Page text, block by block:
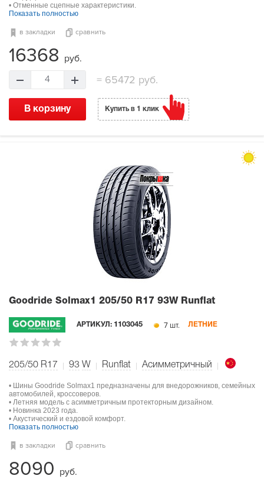
• Отменные сцепные характеристики.
Показать полностью
в закладки сравнить
16368 руб.
4 =65472 руб.
В корзину Купить в 1 клик
Goodride Solmax1 205/50 R17 93W Runflat
АРТИКУЛ: 1103045 7 шт. ЛЕТНИЕ
205/50 R17 93 W Runflat Асимметричный
• Шины Goodride Solmax1 предназначены для внедорожников, семейных
автомобилей, кроссоверов.
• Летняя модель с асимметричным протекторным дизайном.
• Новинка 2023 года.
• Акустический и ездовой комфорт.
Показать полностью
в закладки сравнить
8090 руб.